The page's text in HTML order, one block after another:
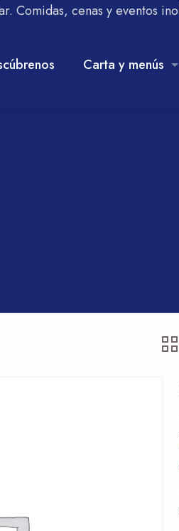
Comidas, cenas y eventos
Carta y menús